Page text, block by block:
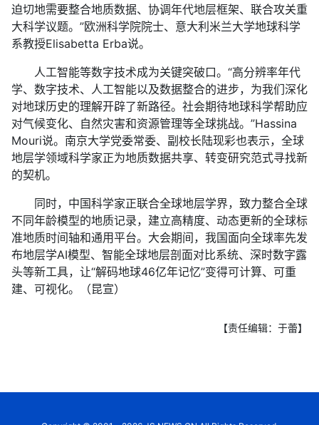
迫切地需要整合地质数据、协调年代地层框架、联合攻关重
大科学议题。”欧洲科学院院士、意大利米兰大学地球科学
系教授Elisabetta Erba说。
人工智能等数字技术成为关键突破口。“高分辨率年代
学、数字技术、人工智能以及数据整合的进步，为我们深化
对地球历史的理解开辟了新路径。社会期待地球科学帮助应
对气候变化、自然灾害和资源管理等全球挑战。”Hassina
Mouri说。南京大学党委常委、副校长陆现彩也表示，全球
地层学领域科学家正为地质数据共享、转变研究范式寻找新
的契机。
同时，中国科学家正联合全球地层学界，致力整合全球
不同年龄模型的地质记录，建立高精度、动态更新的全球标
准地质时间轴和通用平台。大会期间，我国面向全球率先发
布地层学AI模型、智能全球地层剖面对比系统、深时数字露
头等新工具，让“解码地球46亿年记忆”变得可计算、可重
建、可视化。（昆宣）
【责任编辑：于蕾】